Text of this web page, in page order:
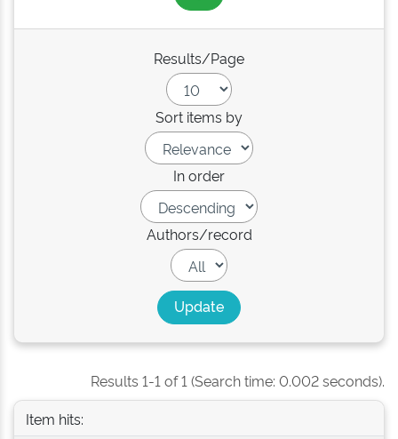
Results/Page
Sort items by
In order
Authors/record
Results 1-1 of 1 (Search time: 0.002 seconds).
Item hits: